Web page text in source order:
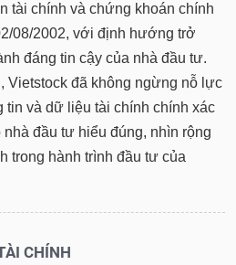
tài chính và chứng khoán chính
08/2002, với định hướng trở
đáng tin cậy của nhà đầu tư.
Vietstock đã không ngừng nỗ lực
tin và dữ liệu tài chính chính xác
đầu tư hiểu đúng, nhìn rộng
trong hành trình đầu tư của
CHÍNH